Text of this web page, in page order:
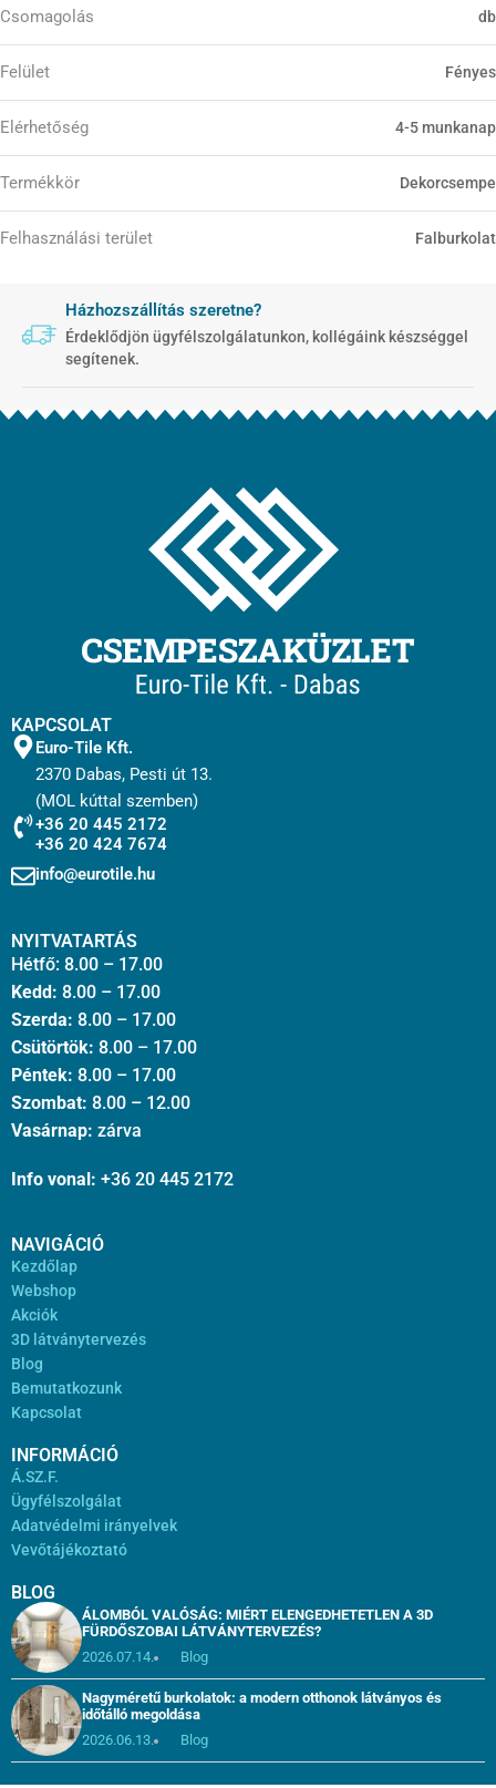
Csomagolás db
Felület Fényes
Elérhetőség 4-5 munkanap
Termékkör Dekorcsempe
Felhasználási terület Falburkolat
Házhozszállítás szeretne?
Érdeklődjön ügyfélszolgálatunkon, kollégáink készséggel
segítenek.
KAPCSOLAT
Euro-Tile Kft.
2370 Dabas, Pesti út 13.
(MOL kúttal szemben)
+36 20 445 2172
+36 20 424 7674
info@eurotile.hu
NYITVATARTÁS
Hétfő: 8.00 – 17.00
Kedd: 8.00 – 17.00
Szerda: 8.00 – 17.00
Csütörtök: 8.00 – 17.00
Péntek: 8.00 – 17.00
Szombat: 8.00 – 12.00
Vasárnap: zárva
Info vonal: +36 20 445 2172
NAVIGÁCIÓ
Kezdőlap
Webshop
Akciók
3D látványtervezés
Blog
Bemutatkozunk
Kapcsolat
INFORMÁCIÓ
Á.SZ.F.
Ügyfélszolgálat
Adatvédelmi irányelvek
Vevőtájékoztató
BLOG
ÁLOMBÓL VALÓSÁG: MIÉRT ELENGEDHETETLEN A 3D
FÜRDŐSZOBAI LÁTVÁNYTERVEZÉS?
2026.07.14.
Blog
Nagyméretű burkolatok: a modern otthonok látványos és
időtálló megoldása
2026.06.13.
Blog